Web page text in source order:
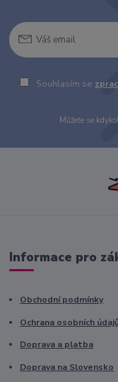
Souhlasím se
Můžete se
Informace pro
Obchodní podmínky
Ochrana osobních
Doprava a platba
Doprava na Slovensko